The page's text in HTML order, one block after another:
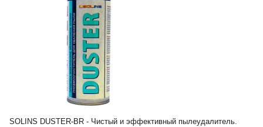
SOLINS DUSTER-BR - Чистый и эффективный пылеудалитель.